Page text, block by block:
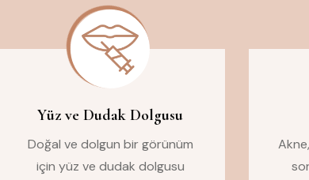
Yüz ve Dudak Dolgusu
Doğal ve dolgun bir görünüm
için yüz ve dudak dolgusu